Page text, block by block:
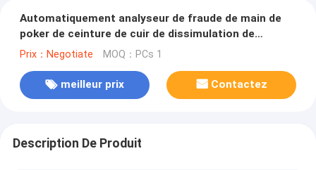
Automatiquement analyseur de fraude de main de
poker de ceinture de cuir de dissimulation de
dispositif d'espion
Prix：Negotiate MOQ：PCs 1
meilleur prix Contactez
Description De Produit